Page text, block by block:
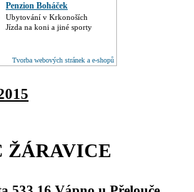
Penzion Boháček
Ubytování v Krkonoších
Jízda na koni a jiné sporty
Tvorba webových stránek a e-shopů
ŽÁRAVICE